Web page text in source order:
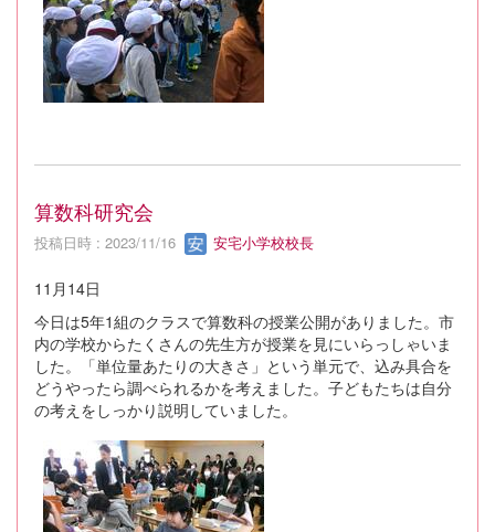
算数科研究会
投稿日時 : 2023/11/16 安宅小学校校長
11月14日
今日は5年1組のクラスで算数科の授業公開がありました。市
内の学校からたくさんの先生方が授業を見にいらっしゃいま
した。「単位量あたりの大きさ」という単元で、込み具合を
どうやったら調べられるかを考えました。子どもたちは自分
の考えをしっかり説明していました。